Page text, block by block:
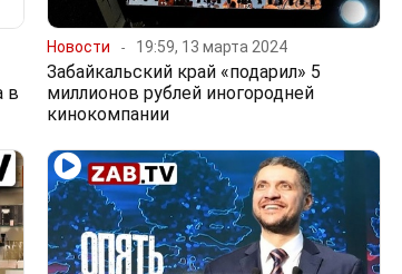
в
Новости 19:59, 13 марта 2024
Забайкальский край «подарил» 5
миллионов рублей иногородней
кинокомпании